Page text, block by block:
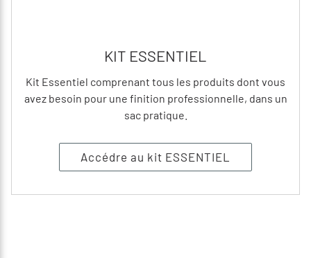
KIT ESSENTIEL
Kit Essentiel comprenant tous les produits dont vous
avez besoin pour une finition professionnelle, dans un
sac pratique.
Accédre au kit ESSENTIEL